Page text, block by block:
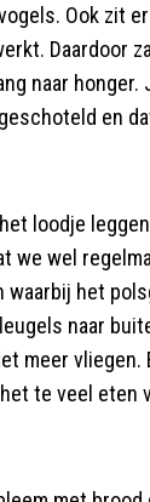
Ook zit
Daardoor
naar
en
loodje
we wel
waarbij het
naar
meer
te veel eten